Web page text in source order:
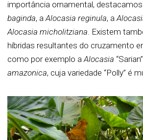
importância ornamental,
baginda, aAlocasia reginula, a
Alocasia micholitziana. Existem
híbridas resultantes do cruzamento
como por exemplo aAlocasia
amazonica, cuja variedade “Polly” é